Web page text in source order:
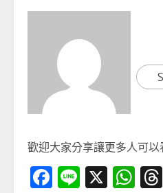
歡迎大家分享讓更多人可以
Facebook
Line
X